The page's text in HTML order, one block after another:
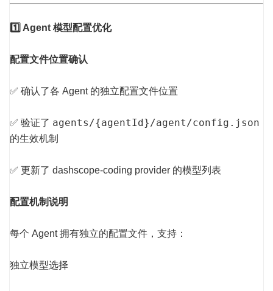
1️⃣ Agent 模型配置优化
配置文件位置确认
✅ 确认了各 Agent 的独立配置文件位置
✅ 验证了 agents/{agentId}/agent/config.json
的生效机制
✅ 更新了 dashscope-coding provider 的模型列表
配置机制说明
每个 Agent 拥有独立的配置文件，支持：
独立模型选择